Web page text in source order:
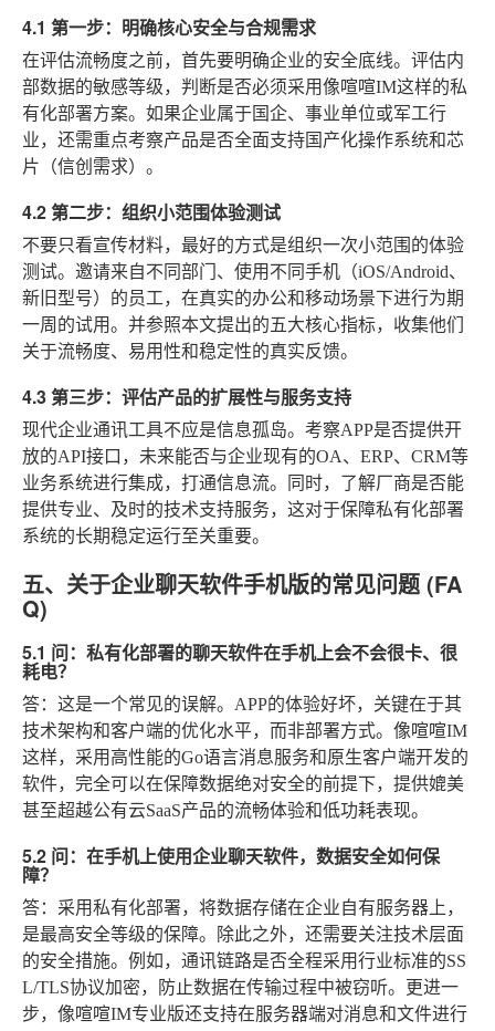
4.1 第一步：明确核心安全与合规需求
在评估流畅度之前，首先要明确企业的安全底线。评估内
部数据的敏感等级，判断是否必须采用像喧喧IM这样的私
有化部署方案。如果企业属于国企、事业单位或军工行
业，还需重点考察产品是否全面支持国产化操作系统和芯
片（信创需求）。
4.2 第二步：组织小范围体验测试
不要只看宣传材料，最好的方式是组织一次小范围的体验
测试。邀请来自不同部门、使用不同手机（iOS/Android、
新旧型号）的员工，在真实的办公和移动场景下进行为期
一周的试用。并参照本文提出的五大核心指标，收集他们
关于流畅度、易用性和稳定性的真实反馈。
4.3 第三步：评估产品的扩展性与服务支持
现代企业通讯工具不应是信息孤岛。考察APP是否提供开
放的API接口，未来能否与企业现有的OA、ERP、CRM等
业务系统进行集成，打通信息流。同时，了解厂商是否能
提供专业、及时的技术支持服务，这对于保障私有化部署
系统的长期稳定运行至关重要。
五、关于企业聊天软件手机版的常见问题 (FA
Q)
5.1 问：私有化部署的聊天软件在手机上会不会很卡、很
耗电？
答：这是一个常见的误解。APP的体验好坏，关键在于其
技术架构和客户端的优化水平，而非部署方式。像喧喧IM
这样，采用高性能的Go语言消息服务和原生客户端开发的
软件，完全可以在保障数据绝对安全的前提下，提供媲美
甚至超越公有云SaaS产品的流畅体验和低功耗表现。
5.2 问：在手机上使用企业聊天软件，数据安全如何保
障？
答：采用私有化部署，将数据存储在企业自有服务器上，
是最高安全等级的保障。除此之外，还需要关注技术层面
的安全措施。例如，通讯链路是否全程采用行业标准的SS
L/TLS协议加密，防止数据在传输过程中被窃听。更进一
步，像喧喧IM专业版还支持在服务器端对消息和文件进行